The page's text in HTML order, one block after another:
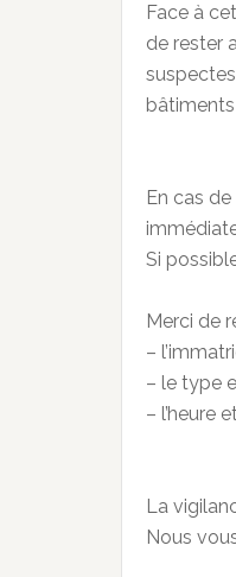
Face à
de rester
En cas
Si
Merci de
–
– le type
– l’heure
La
Nous